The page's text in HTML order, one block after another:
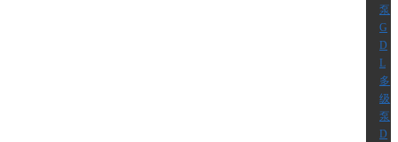
泵
G
D
L
多
级
泵
D